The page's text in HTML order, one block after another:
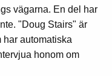
vägarna. En del har
"Doug Stairs" är
har automatiska
honom om